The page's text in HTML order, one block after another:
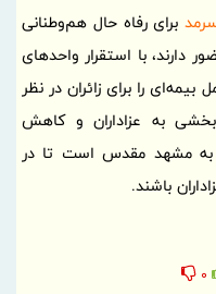
برای رفاه حال هم‌وطنانی
دارند، با استقرار واحدهای
را برای زائران در نظر
به عزاداران و کاهش
به مشهد مقدس است تا در
باشند.
0